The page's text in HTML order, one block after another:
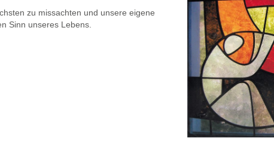
zu missachten und unsere eigene
Sinn unseres Lebens.